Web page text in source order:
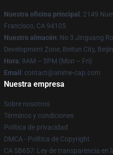
Nuestra oficina principal : 2149
Francisco, CA 94105
Nuestro almacén: No 3 Jinguang
Development Zone, Beitun City,
Hora: 9AM – 5PM (Mon – Fri)
Email : contact@anime-cap.com
Nuestra empresa
Sobre nosotros
Términos y condiciones
Política de privacidad
DMCA - Política de Copyright
CA SB657: Ley de transparencia en